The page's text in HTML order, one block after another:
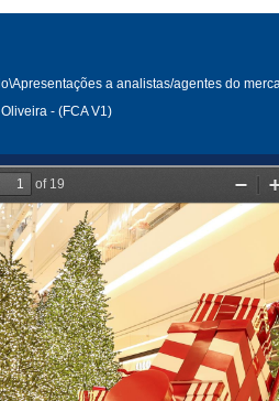
a analistas/agentes do
- (FCA V1)